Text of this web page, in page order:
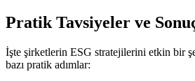
Pratik Tavsiyeler ve
İşte şirketlerin ESG stratejilerini etkin bir
bazı pratik adımlar: